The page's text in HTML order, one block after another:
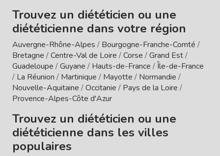
Trouvez un diététicien ou une
diététicienne dans votre région
Auvergne-Rhône-Alpes / Bourgogne-Franche-Comté /
Bretagne /Centre-Val de Loire /Corse /Grand Est/
Guadeloupe /Guyane / Hauts-de-France /Île-de-France
/ La Réunion / Martinique / Mayotte / Normandie /
Nouvelle-Aquitaine /Occitanie / Pays de la Loire /
Provence-Alpes-Côte d'Azur
Trouvez un diététicien ou une
diététicienne dans les villes
populaires